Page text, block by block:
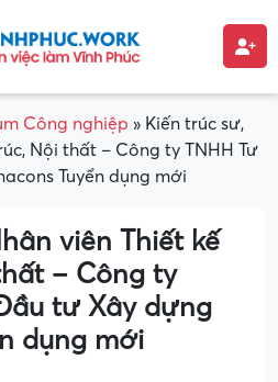
Công nghiệp » Kiến trúc sư,
Nội thất – Công ty TNHH Tư
Tuyển dụng mới
viên Thiết kế
– Công ty
tư Xây dựng
dụng mới